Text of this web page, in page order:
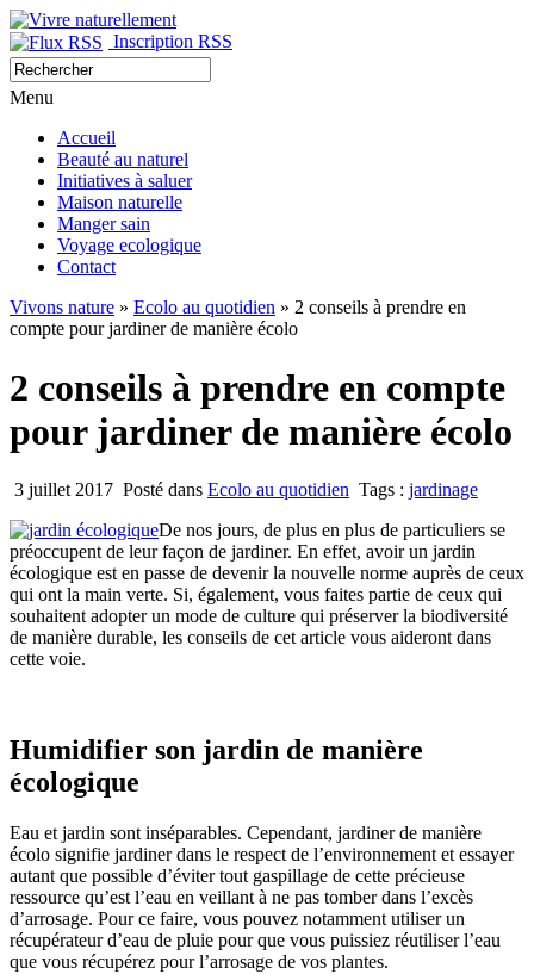
Inscription RSS
Menu
Accueil
Beauté au naturel
Initiatives à saluer
Maison naturelle
Manger sain
Voyage ecologique
Contact
Vivons nature » Ecolo au quotidien » 2 conseils à prendre en
compte pour jardiner de manière écolo
2 conseils à prendre en compte
pour jardiner de manière écolo
3 juillet 2017 Posté dans Ecolo au quotidien Tags : jardinage
De nos jours, de plus en plus de particuliers se
préoccupent de leur façon de jardiner. En effet, avoir un jardin
écologique est en passe de devenir la nouvelle norme auprès de ceux
qui ont la main verte. Si, également, vous faites partie de ceux qui
souhaitent adopter un mode de culture qui préserver la biodiversité
de manière durable, les conseils de cet article vous aideront dans
cette voie.
Humidifier son jardin de manière
écologique
Eau et jardin sont inséparables. Cependant, jardiner de manière
écolo signifie jardiner dans le respect de l’environnement et essayer
autant que possible d’éviter tout gaspillage de cette précieuse
ressource qu’est l’eau en veillant à ne pas tomber dans l’excès
d’arrosage. Pour ce faire, vous pouvez notamment utiliser un
récupérateur d’eau de pluie pour que vous puissiez réutiliser l’eau
que vous récupérez pour l’arrosage de vos plantes.